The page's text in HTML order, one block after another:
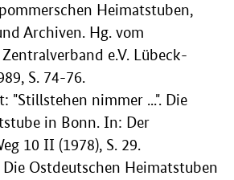
Heimatstuben,
Archiven. Hg. vom
e.V. Lübeck-
S. 74-76.
"Stillstehen nimmer ...". Die
in Bonn. In: Der
10 II (1978), S. 29.
Ostdeutschen Heimatstuben